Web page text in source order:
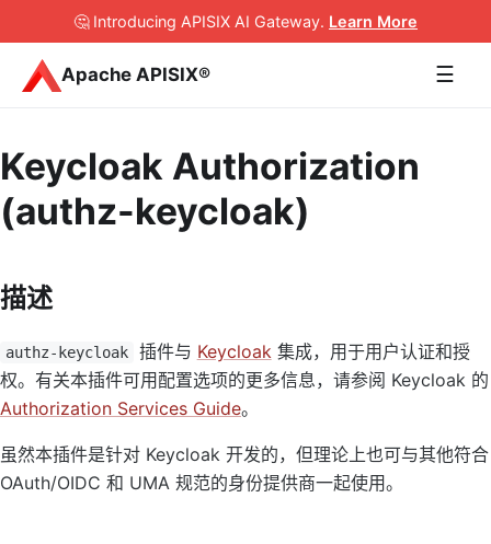
🤔 Introducing APISIX AI Gateway. Learn More
Apache APISIX® ☰
Keycloak Authorization
(authz-keycloak)
描述
authz-keycloak 插件与 Keycloak 集成，用于用户认证和授
权。有关本插件可用配置选项的更多信息，请参阅 Keycloak 的
Authorization Services Guide。
虽然本插件是针对 Keycloak 开发的，但理论上也可与其他符合
OAuth/OIDC 和 UMA 规范的身份提供商一起使用。